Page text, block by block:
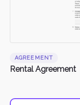
AGREEMENT
Rental Agreement